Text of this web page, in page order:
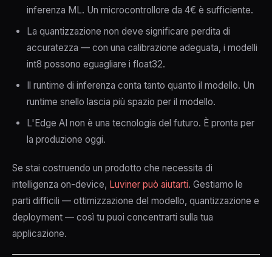
inferenza ML. Un microcontrollore da 4€ è sufficiente.
La quantizzazione non deve significare perdita di
accuratezza — con una calibrazione adeguata, i modelli
int8 possono eguagliare i float32.
Il runtime di inferenza conta tanto quanto il modello. Un
runtime snello lascia più spazio per il modello.
L'Edge AI non è una tecnologia del futuro. È pronta per
la produzione oggi.
Se stai costruendo un prodotto che necessita di
intelligenza on-device, Luviner può aiutarti. Gestiamo le
parti difficili — ottimizzazione del modello, quantizzazione e
deployment — così tu puoi concentrarti sulla tua
applicazione.